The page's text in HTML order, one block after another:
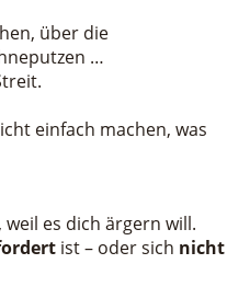
über die
…
einfach machen, was
, weil es dich ärgern will.
ist – oder sich nicht